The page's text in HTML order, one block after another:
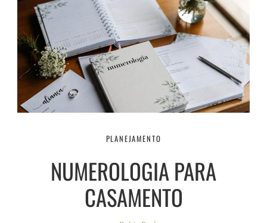
PLANEJAMENTO
NUMEROLOGIA PARA
CASAMENTO